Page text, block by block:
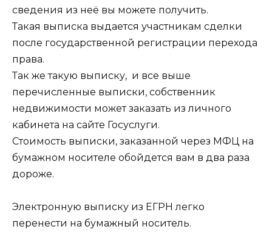
сведения из неё вы можете получить.
Такая выписка выдается участникам сделки
после государственной регистрации перехода
права.
Так же такую выписку, и все выше
перечисленные выписки, собственник
недвижимости может заказать из личного
кабинета на сайте Госуслуги.
Стоимость выписки, заказанной через МФЦ на
бумажном носителе обойдется вам в два раза
дороже.
Электронную выписку из ЕГРН легко
перенести на бумажный носитель.